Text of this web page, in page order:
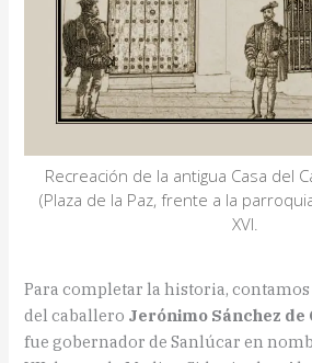
Recreación de la antigua Casa del
(Plaza de la Paz, frente a la
XVI.
Para completar la historia,
del caballero Jerónimo Sánchez de
fue gobernador de Sanlúcar en